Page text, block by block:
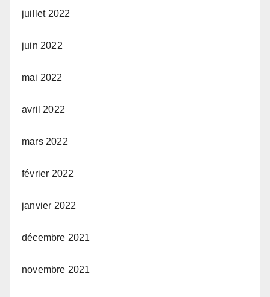
juillet 2022
juin 2022
mai 2022
avril 2022
mars 2022
février 2022
janvier 2022
décembre 2021
novembre 2021